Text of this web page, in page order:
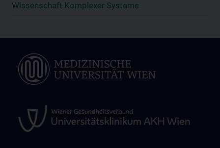
Wissenschaft Komplexer Systeme